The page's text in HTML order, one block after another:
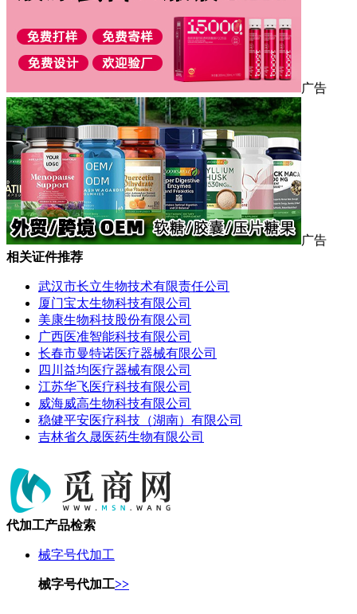
广告
广告
相关证件推荐
武汉市长立生物技术有限责任公司
厦门宝太生物科技有限公司
美康生物科技股份有限公司
广西医准智能科技有限公司
长春市曼特诺医疗器械有限公司
四川益均医疗器械有限公司
江苏华飞医疗科技有限公司
威海威高生物科技有限公司
稳健平安医疗科技（湖南）有限公司
吉林省久晟医药生物有限公司
代加工产品检索
械字号代加工
械字号代加工>>